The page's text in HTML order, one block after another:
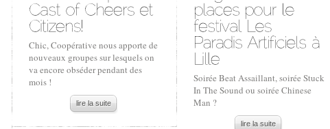
Chic, Coopérative nous apporte de
nouveaux groupes sur lesquels on
va encore obséder pendant des
mois !
lire la suite
Soirée Beat Assaillant, soirée Stuck
In The Sound ou soirée Chinese
Man ?
lire la suite